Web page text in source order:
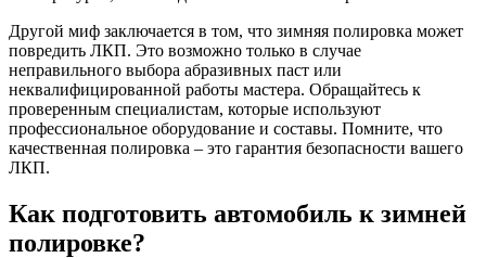
Другой миф заключается в том, что зимняя полировка может
повредить ЛКП. Это возможно только в случае
неправильного выбора абразивных паст или
неквалифицированной работы мастера. Обращайтесь к
проверенным специалистам, которые используют
профессиональное оборудование и составы. Помните, что
качественная полировка – это гарантия безопасности вашего
ЛКП.
Как подготовить автомобиль к зимней
полировке?